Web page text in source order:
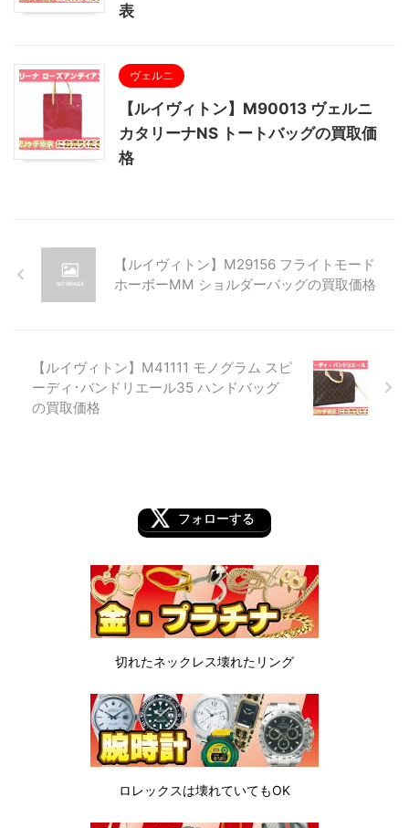
表
ヴェルニ
【ルイヴィトン】M90013 ヴェルニ
カタリーナNS トートバッグの買取価
格
【ルイヴィトン】M29156 フライトモード
ホーボーMM ショルダーバッグの買取価格
【ルイヴィトン】M41111 モノグラム スピ
ーディ･バンドリエール35 ハンドバッグ
の買取価格
フォローする
切れたネックレス壊れたリング
ロレックスは壊れていてもOK